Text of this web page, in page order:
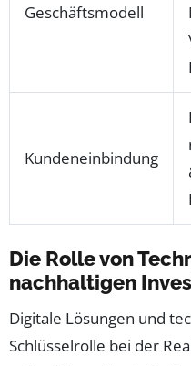
Geschäftsmodell
Kundeneinbindung
Die Rolle von
nachhaltigen
Digitale Lösungen und
Schlüsselrolle bei der